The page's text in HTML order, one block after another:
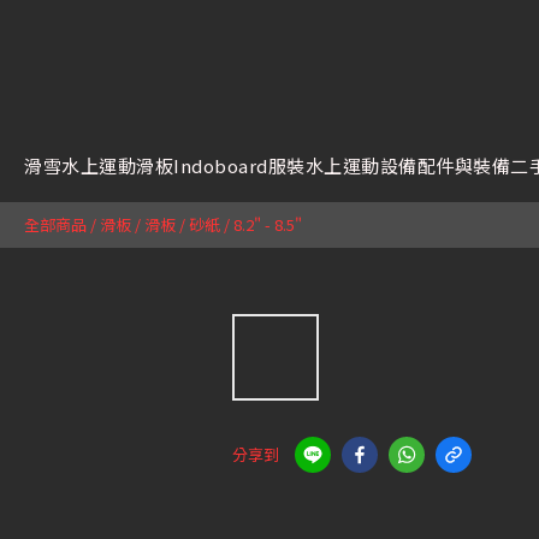
滑雪水上運動滑板Indoboard服裝水上運動設備配件與裝備二
全部商品 / 滑板 / 滑板 / 砂紙 / 8.2" - 8.5"
分享到